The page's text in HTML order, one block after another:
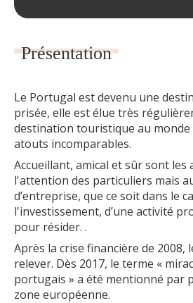
Présentation
Le Portugal est devenu une
prisée, elle est élue très
destination touristique au monde
atouts incomparables.
Accueillant, amical et sûr sont
l'attention des particuliers mais
d’entreprise, que ce soit dans le
l'investissement, d’une activité
pour résider. .
Après la crise financière de 2008,
relever. Dès 2017, le terme «
portugais » a été mentionné par
zone européenne.